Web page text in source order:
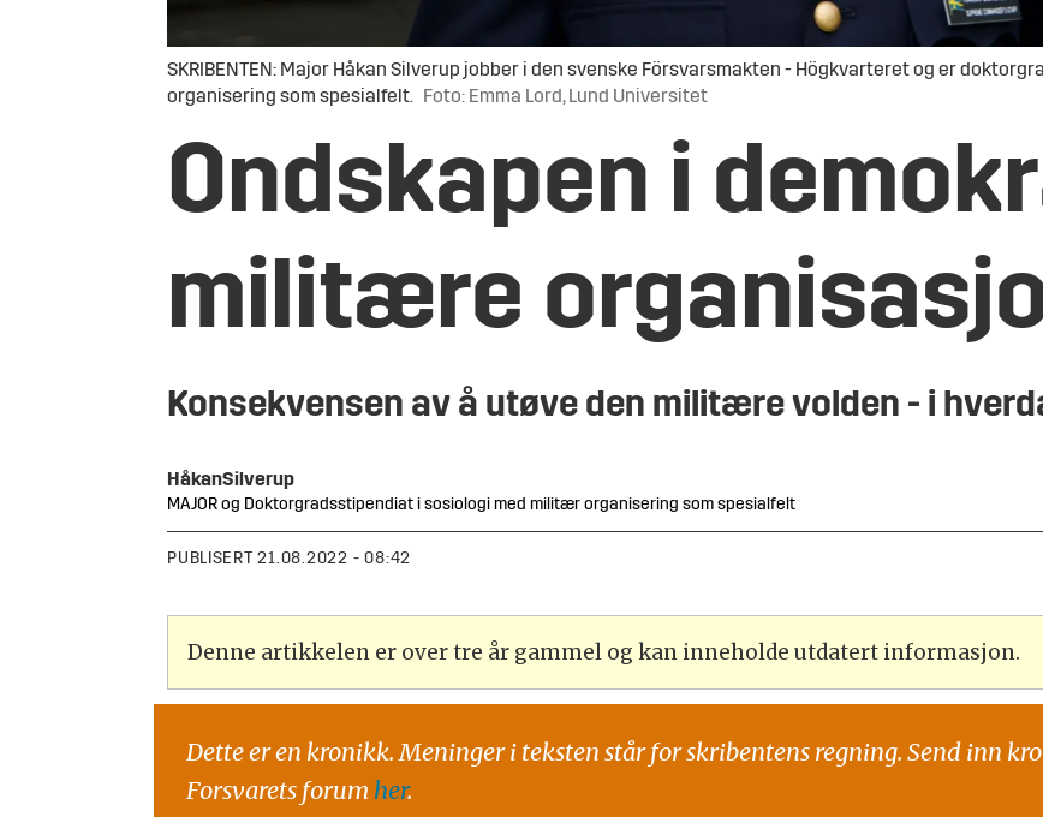
SKRIBENTEN: Major Håkan Silverup jobber i den svenske Försvarsmakten - Högkvarteret og er
organisering som spesialfelt.
Foto: Emma Lord, Lund Universitet
Ondskapen i
militære
Konsekvensen av å utøve den militære volden - i
HåkanSilverup
MAJOR og Doktorgradsstipendiat i sosiologi med militær organisering som spesialfelt
PUBLISERT 21.08.2022 - 08:42
Denne artikkelen er over tre år gammel og kan inneholde utdatert informasjon.
Dette er en kronikk. Meninger i teksten står for skribentens regning. Send inn
Forsvarets forum her.